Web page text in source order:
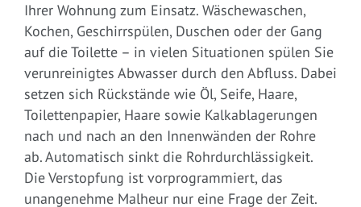
Ihrer Wohnung zum Einsatz. Wäschewaschen,
Kochen, Geschirrspülen, Duschen oder der Gang
auf die Toilette – in vielen Situationen spülen Sie
verunreinigtes Abwasser durch den Abfluss. Dabei
setzen sich Rückstände wie Öl, Seife, Haare,
Toilettenpapier, Haare sowie Kalkablagerungen
nach und nach an den Innenwänden der Rohre
ab. Automatisch sinkt die Rohrdurchlässigkeit.
Die Verstopfung ist vorprogrammiert, das
unangenehme Malheur nur eine Frage der Zeit.